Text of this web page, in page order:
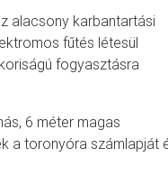
alacsony karbantartási
fűtés létesül
fogyasztásra
6 méter magas
a toronyóra számlapját